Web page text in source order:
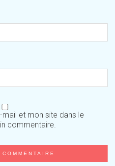
et mon site dans le
commentaire.